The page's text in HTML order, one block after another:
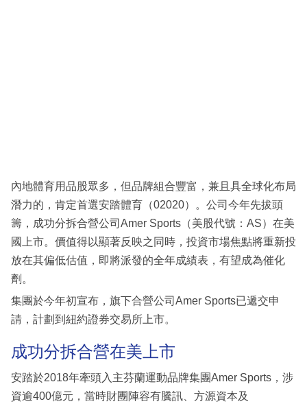
閱
專
區
內地體育用品股眾多，但品牌組合豐富，兼且具全球化布局
潛力的，肯定首選安踏體育（02020）。公司今年先拔頭
籌，成功分拆合營公司Amer Sports（美股代號：AS）在美
國上市。價值得以顯著反映之同時，投資市場焦點將重新投
放在其偏低估值，即將派發的全年成績表，有望成為催化
劑。
集團於今年初宣布，旗下合營公司Amer Sports已遞交申
請，計劃到紐約證券交易所上市。
成功分拆合營在美上市
安踏於2018年牽頭入主芬蘭運動品牌集團Amer Sports，涉
資逾400億元，當時財團陣容有騰訊、方源資本及